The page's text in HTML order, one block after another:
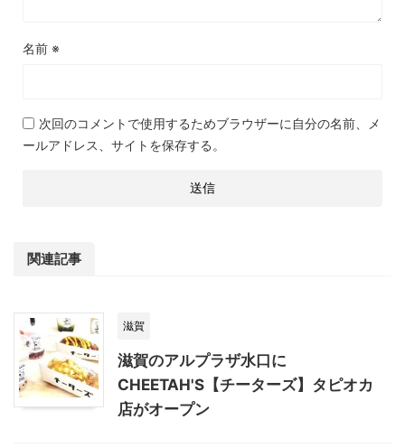
名前 ※
次回のコメントで使用するためブラウザーに自分の名前、メ
ールアドレス、サイトを保存する。
関連記事
滋賀
滋賀のアルプラザ水口に
CHEETAH'S【チーターズ】タピオカ
店がオープン